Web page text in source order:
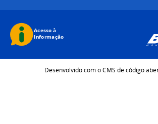
Desenvolvido com o CMS de código